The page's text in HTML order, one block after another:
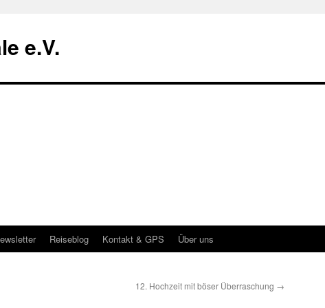
e.V.
Reiseblog Kontakt & GPS Über uns
12. Hochzeit mit böser Überraschung →